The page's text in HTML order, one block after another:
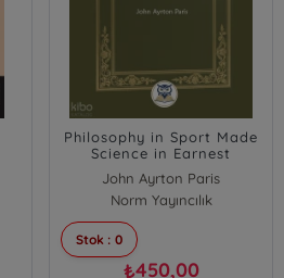
Philosophy in Sport Made
Science in Earnest
John Ayrton Paris
Norm Yayıncılık
Stok : 0
₺450,00